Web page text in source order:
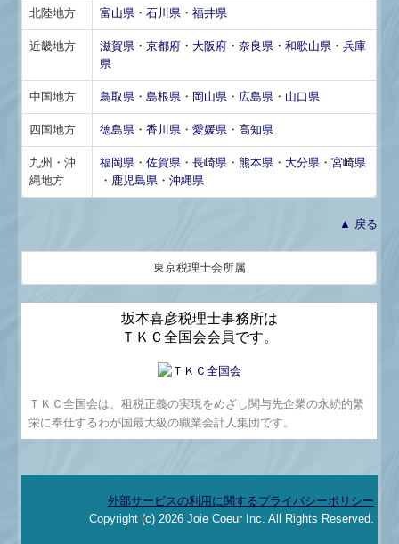
戦略財務情報システム
継続MASシステム
戦略販売・購買情報システム
戦略給与情報システム
建設業用会計情報DB
東京税理士会所属
坂本喜彦税理士事務所は
ＴＫＣ全国会会員です。
ＴＫＣ全国会は、租税正義の実現をめざし関与先企業の永続的繁
栄に奉仕するわが国最大級の職業会計人集団です。
北陸地方 富山県 ・石川県 ・福井県
近畿地方 滋賀県 ・京都府 ・ 大阪府 ・奈良県 ・和歌山県 ・兵庫
県
中国地方 鳥取県 ・島根県 ・ 岡山県 ・ 広島県 ・ 山口県
四国地方 徳島県 ・香川県 ・愛媛県 ・高知県
九州・沖
縄地方
福岡県 ・佐賀県 ・長崎県 ・熊本県 ・ 大分県 ・宮崎県
・ 鹿児島県 ・沖縄県
▲ 戻る
外部サービスの利用に関するプライバシーポリシー
Copyright (c) 2026 Joie Coeur Inc. All Rights Reserved.